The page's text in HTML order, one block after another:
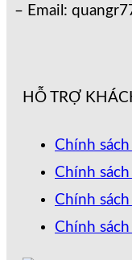
– Email:
HỖ TRỢ
Chính
Chính
Chính
Chính